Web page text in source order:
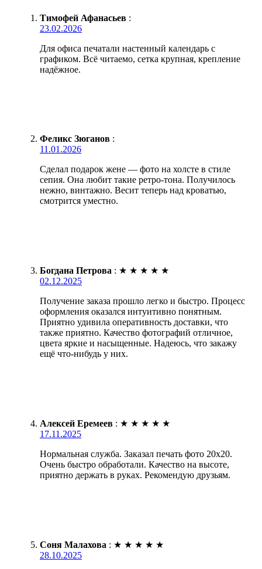
Тимофей Афанасьев :
23.02.2026
Для офиса печатали настенный календарь с
графиком. Всё читаемо, сетка крупная, крепление
надёжное.
Феликс Зюганов :
11.01.2026
Сделал подарок жене — фото на холсте в стиле
сепия. Она любит такие ретро-тона. Получилось
нежно, винтажно. Весит теперь над кроватью,
смотрится уместно.
Богдана Петрова : ★ ★ ★ ★ ★
02.12.2025
Получение заказа прошло легко и быстро. Процесс
оформления оказался интуитивно понятным.
Приятно удивила оперативность доставки, что
также приятно. Качество фотографий отличное,
цвета яркие и насыщенные. Надеюсь, что закажу
ещё что-нибудь у них.
Алексей Еремеев : ★ ★ ★ ★ ★
17.11.2025
Нормальная служба. Заказал печать фото 20х20.
Очень быстро обработали. Качество на высоте,
приятно держать в руках. Рекомендую друзьям.
Соня Малахова : ★ ★ ★ ★ ★
28.10.2025